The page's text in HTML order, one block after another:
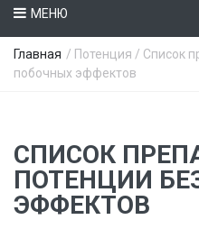
МЕНЮ
Главная / Потенция / Список
побочных эффектов
СПИСОК
ПОТЕНЦИИ
ЭФФЕКТОВ